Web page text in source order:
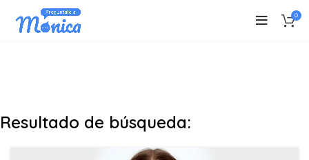
0
Resultado de búsqueda: